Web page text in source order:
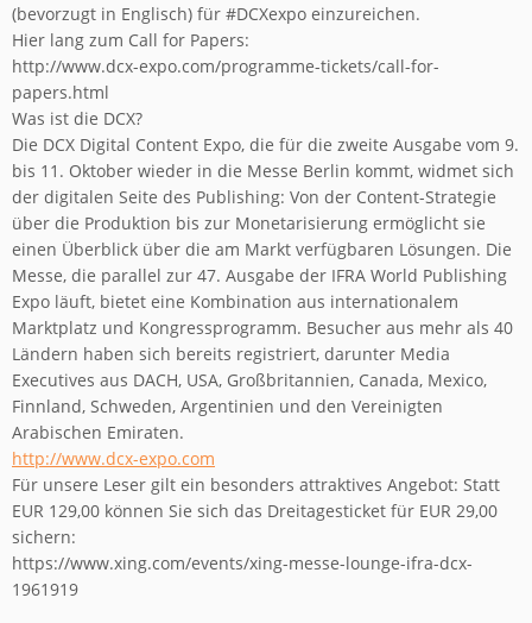
(bevorzugt in Englisch) für #DCXexpo einzureichen.
Hier lang zum Call for Papers:
http://www.dcx-expo.com/programme-tickets/call-for-
papers.html
Was ist die DCX?
Die DCX Digital Content Expo, die für die zweite Ausgabe vom 9.
bis 11. Oktober wieder in die Messe Berlin kommt, widmet sich
der digitalen Seite des Publishing: Von der Content-Strategie
über die Produktion bis zur Monetarisierung ermöglicht sie
einen Überblick über die am Markt verfügbaren Lösungen. Die
Messe, die parallel zur 47. Ausgabe der IFRA World Publishing
Expo läuft, bietet eine Kombination aus internationalem
Marktplatz und Kongressprogramm. Besucher aus mehr als 40
Ländern haben sich bereits registriert, darunter Media
Executives aus DACH, USA, Großbritannien, Canada, Mexico,
Finnland, Schweden, Argentinien und den Vereinigten
Arabischen Emiraten.
http://www.dcx-expo.com
Für unsere Leser gilt ein besonders attraktives Angebot: Statt
EUR 129,00 können Sie sich das Dreitagesticket für EUR 29,00
sichern:
https://www.xing.com/events/xing-messe-lounge-ifra-dcx-
1961919